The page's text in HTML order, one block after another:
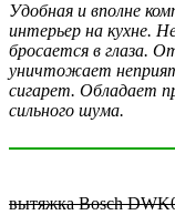
Удобная и вполне
интерьер на кухне.
бросается в глаза.
уничтожает
сигарет. Обладает
сильного шума.
вытяжка Bosch